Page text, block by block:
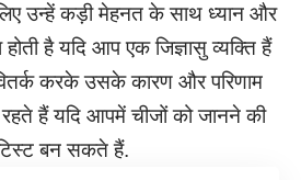
उन्हें कड़ी मेहनत के साथ ध्यान और
है यदि आप एक जिज्ञासु व्यक्ति हैं
करके उसके कारण और परिणाम
हैं यदि आपमें चीजों को जानने की
बन सकते हैं.